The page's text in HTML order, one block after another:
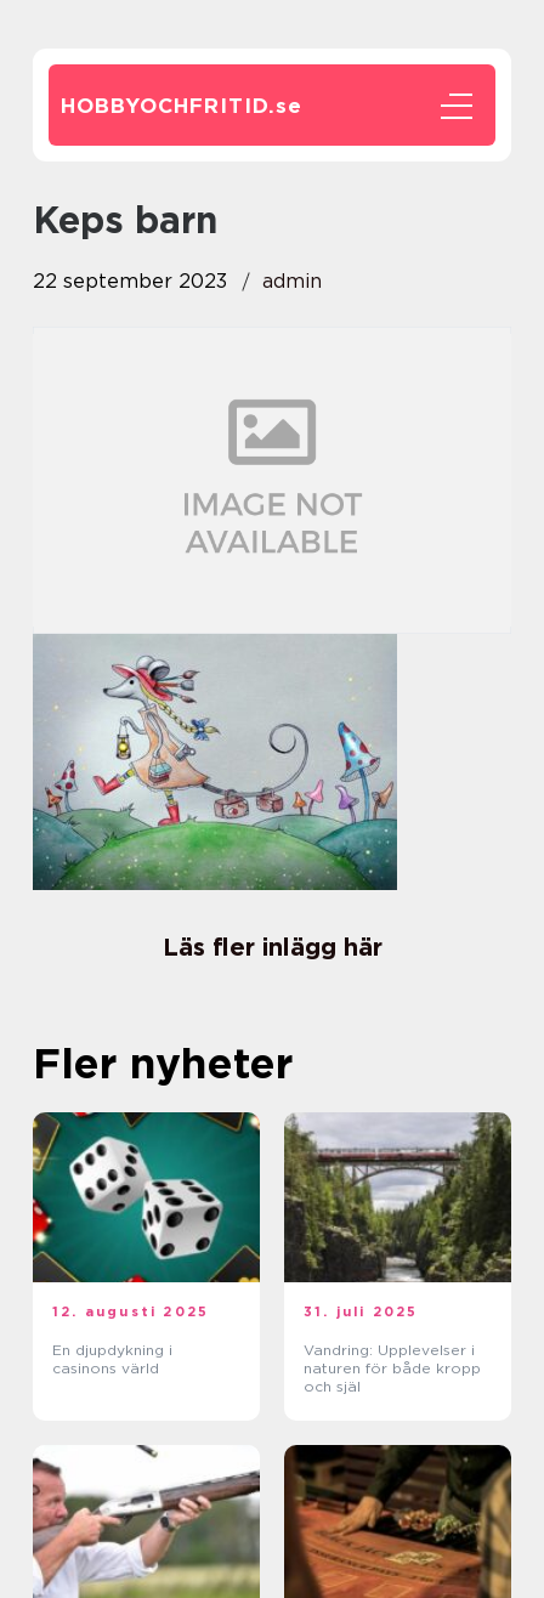
HOBBYOCHFRITID.se
keps barn
22 september 2023 admin
Läs fler inlägg här
Fler nyheter
12. augusti 2025
En djupdykning i
casinons värld
31. juli 2025
Vandring: Upplevelser i
naturen för både kropp
och själ